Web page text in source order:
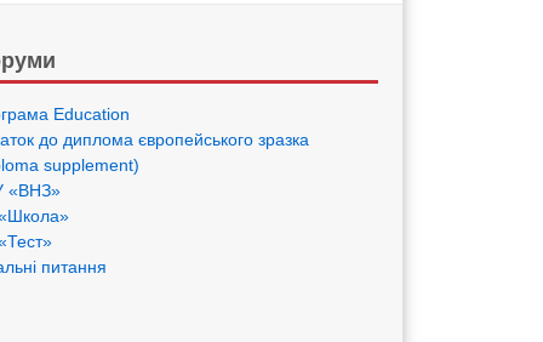
Eduсation
до диплома європейського зразка
supplement)
«ВНЗ»
питання